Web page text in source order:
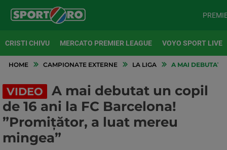
CRISTI CHIVU MERCATO PREMIER LEAGUE VOYO SPORT LIVE
HOME CAMPIONATE EXTERNE LA LIGA A MAI DEBUTAT
VIDEO
A mai debutat un copil
de 16 ani la FC Barcelona!
”Promițător, a luat mereu
mingea”